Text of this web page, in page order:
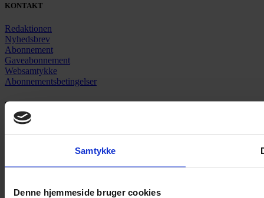
Samtykke
Denne hjemmeside bruger cookies
KONTAKT
Redaktionen
Nyhedsbrev
Abonnement
Gaveabonnement
Websamtykke
Abonnementsbetingelser
SIDER
Nyheder
Podcast